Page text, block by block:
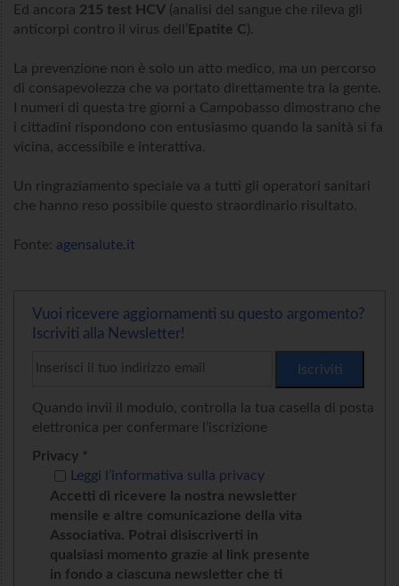
Ed ancora 215 test HCV (analisi del sangue che rileva gli
anticorpi contro il virus dell’ Epatite C).
La prevenzione non è solo un atto medico, ma un percorso
di consapevolezza che va portato direttamente tra la gente.
I numeri di questa tre giorni a Campobasso dimostrano che
i cittadini rispondono con entusiasmo quando la sanità si fa
vicina, accessibile e interattiva.
Un ringraziamento speciale va a tutti gli operatori sanitari
che hanno reso possibile questo straordinario risultato.
Fonte: agensalute.it
Vuoi ricevere aggiornamenti su questo argomento?
Iscriviti alla Newsletter!
Quando invii il modulo, controlla la tua casella di posta
elettronica per confermare l’iscrizione
Privacy *
Accetti di ricevere la nostra newsletter
mensile e altre comunicazione della vita
Associativa. Potrai disiscriverti in
qualsiasi momento grazie al link presente
in fondo a ciascuna newsletter che ti
Leggi l’informativa sulla privacy